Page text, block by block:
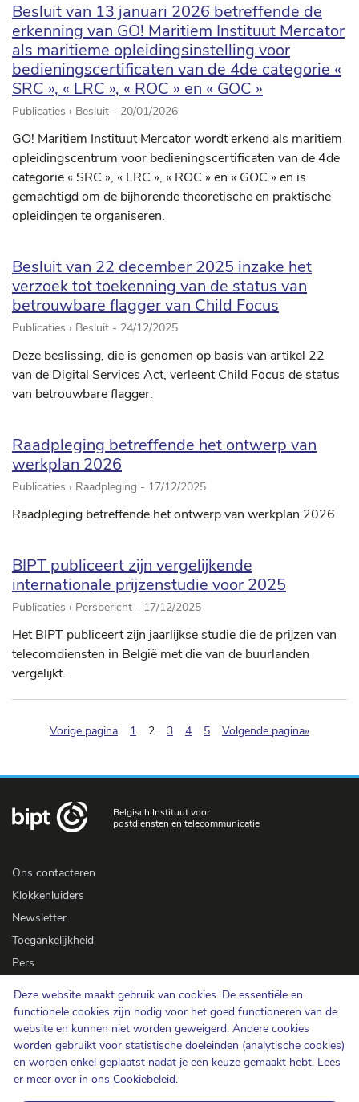
Deze website maakt gebruik van cookies. De essentiële en
functionele cookies zijn nodig voor het goed functioneren van de
website en kunnen niet worden geweigerd. Andere cookies
worden gebruikt voor statistische doeleinden (analytische cookies)
en worden enkel geplaatst nadat je een keuze gemaakt hebt. Lees
er meer over in ons Cookiebeleid.
Besluit van 13 januari 2026 betreffende de
erkenning van GO! Maritiem Instituut Mercator
als maritieme opleidingsinstelling voor
bedieningscertificaten van de 4de categorie «
SRC », « LRC », « ROC » en « GOC »
Publicaties › Besluit - 20/01/2026
GO! Maritiem Instituut Mercator wordt erkend als maritiem
opleidingscentrum voor bedieningscertificaten van de 4de
categorie « SRC », « LRC », « ROC » en « GOC » en is
gemachtigd om de bijhorende theoretische en praktische
opleidingen te organiseren.
Besluit van 22 december 2025 inzake het
verzoek tot toekenning van de status van
betrouwbare flagger van Child Focus
Publicaties › Besluit - 24/12/2025
Deze beslissing, die is genomen op basis van artikel 22
van de Digital Services Act, verleent Child Focus de status
van betrouwbare flagger.
Raadpleging betreffende het ontwerp van
werkplan 2026
Publicaties › Raadpleging - 17/12/2025
Raadpleging betreffende het ontwerp van werkplan 2026
BIPT publiceert zijn vergelijkende
internationale prijzenstudie voor 2025
Publicaties › Persbericht - 17/12/2025
Het BIPT publiceert zijn jaarlijkse studie die de prijzen van
telecomdiensten in België met die van de buurlanden
vergelijkt.
Vorige pagina 1 2(pagination.current)
3 4 5 Volgende pagina»
Belgisch Instituut voor
postdiensten en telecommunicatie
Ons contacteren
Klokkenluiders
Newsletter
Toegankelijkheid
Pers
Cookiebeleid
Bescherming van de persoonlijke levenssfeer
Gebruiksvoorwaarden en auteursrechten
Informatiecategorisering